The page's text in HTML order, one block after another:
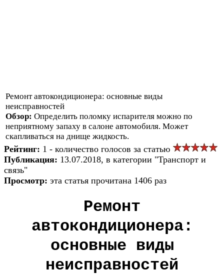
Ремонт автокондиционера: основные виды
неисправностей
Обзор: Определить поломку испарителя можно по
неприятному запаху в салоне автомобиля. Может
скапливаться на днище жидкость.
Рейтинг: 1 - количество голосов за статью
Публикация: 13.07.2018, в категории "Транспорт и
связь"
Просмотр: эта статья прочитана 1406 раз
Ремонт
автокондиционера:
основные виды
неисправностей